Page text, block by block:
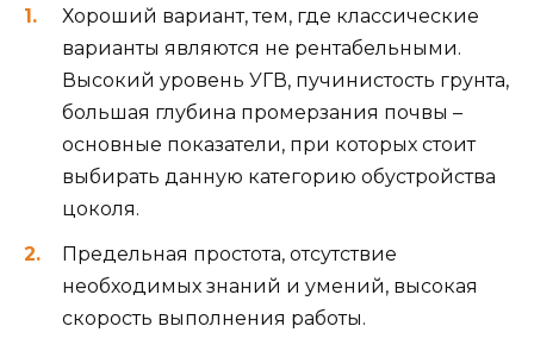
Хороший вариант, тем, где классические
варианты являются не рентабельными.
Высокий уровень УГВ, пучинистость грунта,
большая глубина промерзания почвы –
основные показатели, при которых стоит
выбирать данную категорию обустройства
цоколя.
Предельная простота, отсутствие
необходимых знаний и умений, высокая
скорость выполнения работы.